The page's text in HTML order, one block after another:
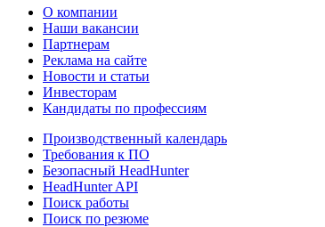
О компании
Наши вакансии
Партнерам
Реклама на сайте
Новости и статьи
Инвесторам
Кандидаты по профессиям
Производственный календарь
Требования к ПО
Безопасный HeadHunter
HeadHunter API
Поиск работы
Поиск по резюме